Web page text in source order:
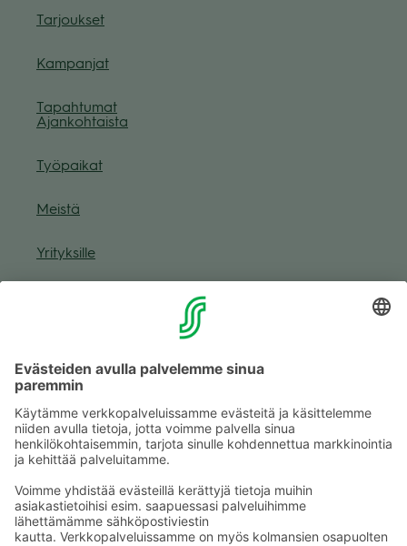
Tar­jouk­set
Kam­pan­jat
Tapah­tu­mat
Ajan­koh­taista
Työ­pai­kat
Meistä
Yri­tyk­sille
Muuta eväs­tea­se­tuk­sia & eväs­tein­for­maa­tio
Tie­to­suo­ja­se­loste (Arina)
Kaup­pa­kes­kus
Ma-pe 9–20